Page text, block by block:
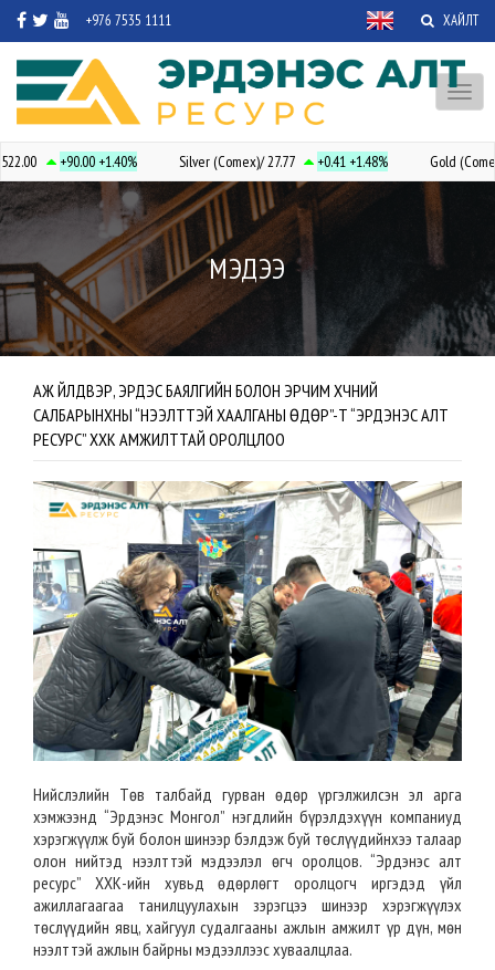
+976 7535 1111 ХАЙЛТ
+90.00+1.40% Silver (Comex)/ 27.77 +0.41+1.48% Gold (Comex)/
МЭДЭЭ
АЖ ҮЙЛДВЭР, ЭРДЭС БАЯЛГИЙН БОЛОН ЭРЧИМ ХҮЧНИЙ
САЛБАРЫНХНЫ “НЭЭЛТТЭЙ ХААЛГАНЫ ӨДӨР”-Т “ЭРДЭНЭС АЛТ
РЕСУРС” ХХК АМЖИЛТТАЙ ОРОЛЦЛОО
Нийслэлийн Төв талбайд гурван өдөр үргэлжилсэн эл арга
хэмжээнд “Эрдэнэс Монгол” нэгдлийн бүрэлдэхүүн компаниуд
хэрэгжүүлж буй болон шинээр бэлдэж буй төслүүдийнхээ талаар
олон нийтэд нээлттэй мэдээлэл өгч оролцов. “Эрдэнэс алт
ресурс” ХХК-ийн хувьд өдөрлөгт оролцогч иргэдэд үйл
ажиллагаагаа танилцуулахын зэрэгцээ шинээр хэрэгжүүлэх
төслүүдийн явц, хайгуул судалгааны ажлын амжилт үр дүн, мөн
нээлттэй ажлын байрны мэдээллээс хуваалцлаа.